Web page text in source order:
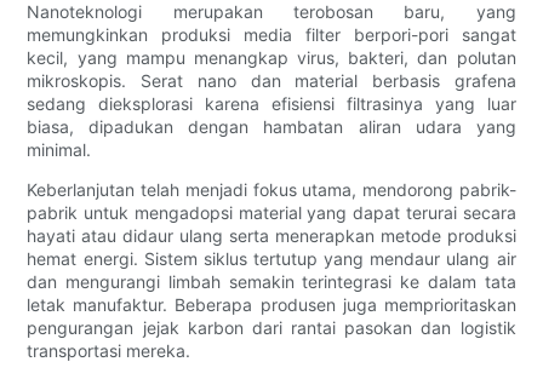
Nanoteknologi merupakan terobosan baru, yang
memungkinkan produksi media filter berpori-pori sangat
kecil, yang mampu menangkap virus, bakteri, dan polutan
mikroskopis. Serat nano dan material berbasis grafena
sedang dieksplorasi karena efisiensi filtrasinya yang luar
biasa, dipadukan dengan hambatan aliran udara yang
minimal.
Keberlanjutan telah menjadi fokus utama, mendorong pabrik-
pabrik untuk mengadopsi material yang dapat terurai secara
hayati atau didaur ulang serta menerapkan metode produksi
hemat energi. Sistem siklus tertutup yang mendaur ulang air
dan mengurangi limbah semakin terintegrasi ke dalam tata
letak manufaktur. Beberapa produsen juga memprioritaskan
pengurangan jejak karbon dari rantai pasokan dan logistik
transportasi mereka.